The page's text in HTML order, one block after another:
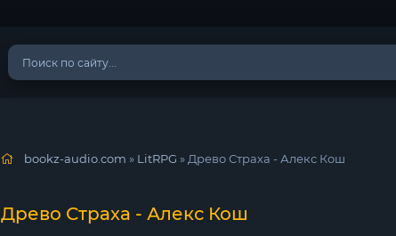
bookz-audio.com » LitRPG » Древо Страха - Алекс Кош
Древо Страха - Алекс Кош